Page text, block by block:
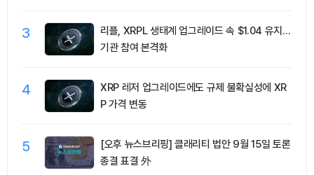
3
리플, XRPL 생태계 업그레이드 속 $1.04 유지…
기관 참여 본격화
4
XRP 레저 업그레이드에도 규제 불확실성에 XR
P 가격 변동
5
[오후 뉴스브리핑] 클래리티 법안 9월 15일 토론
종결 표결 外